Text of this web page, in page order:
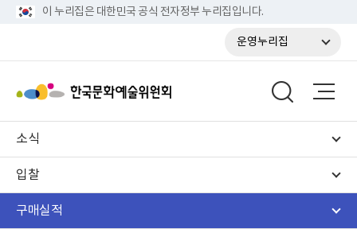
이 누리집은 대한민국 공식 전자정부 누리집입니다.
운영누리집
소식
입찰
구매실적